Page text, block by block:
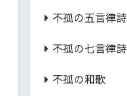
不孤の五言律詩
不孤の七言律詩
不孤の和歌